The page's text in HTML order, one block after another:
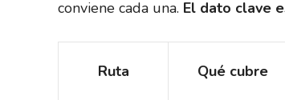
conviene cada una. El dato clave
Ruta Qué cubre